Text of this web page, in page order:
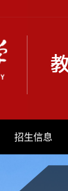
招生信息